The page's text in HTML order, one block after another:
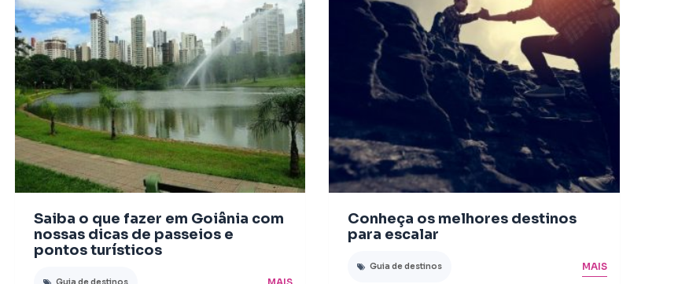
Saiba o que fazer em Goiânia com
nossas dicas de passeios e
pontos turísticos
Conheça os melhores destinos
para escalar
Guia de destinos MAIS